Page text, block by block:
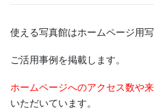
使える写真館はホームページ用写
ご活用事例を掲載します。
ホームページへのアクセス数や
いただいています。